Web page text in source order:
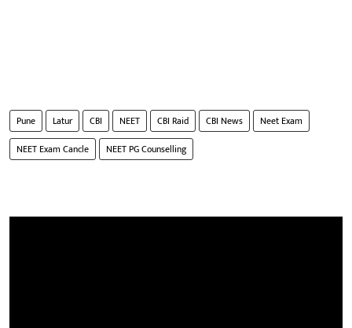
Pune Latur CBI NEET CBI Raid CBI News
Neet Exam
NEET Exam Cancle
NEET PG Counselling